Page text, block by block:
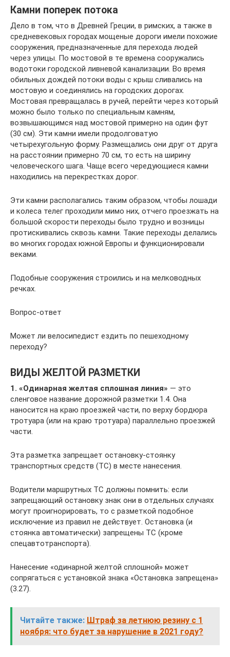
Камни поперек потока
Дело в том, что в Древней Греции, в римских, а также в
средневековых городах мощеные дороги имели похожие
сооружения, предназначенные для перехода людей
через улицы. По мостовой в те времена сооружались
водотоки городской ливневой канализации. Во время
обильных дождей потоки воды с крыш сливались на
мостовую и соединялись на городских дорогах.
Мостовая превращалась в ручей, перейти через который
можно было только по специальным камням,
возвышающимся над мостовой примерно на один фут
(30 см). Эти камни имели продолговатую
четырехугольную форму. Размещались они друг от друга
на расстоянии примерно 70 см, то есть на ширину
человеческого шага. Чаще всего чередующиеся камни
находились на перекрестках дорог.
Эти камни располагались таким образом, чтобы лошади
и колеса телег проходили мимо них, отчего проезжать на
большой скорости переходы было трудно и возницы
протискивались сквозь камни. Такие переходы делались
во многих городах южной Европы и функционировали
веками.
Подобные сооружения строились и на мелководных
речках.
Вопрос-ответ
Может ли велосипедист ездить по пешеходному
переходу?
ВИДЫ ЖЕЛТОЙ РАЗМЕТКИ
1. «Одинарная желтая сплошная линия» — это
сленговое название дорожной разметки 1.4. Она
наносится на краю проезжей части, по верху бордюра
тротуара (или на краю тротуара) параллельно проезжей
части.
Эта разметка запрещает остановку-стоянку
транспортных средств (ТС) в месте нанесения.
Водители маршрутных ТС должны помнить: если
запрещающий остановку знак они в отдельных случаях
могут проигнорировать, то с разметкой подобное
исключение из правил не действует. Остановка (и
стоянка автоматически) запрещены ТС (кроме
спецавтотранспорта).
Нанесение «одинарной желтой сплошной» может
сопрягаться с установкой знака «Остановка запрещена»
(3.27).
Читайте также: Штраф за летнюю резину с 1
ноября: что будет за нарушение в 2021 году?